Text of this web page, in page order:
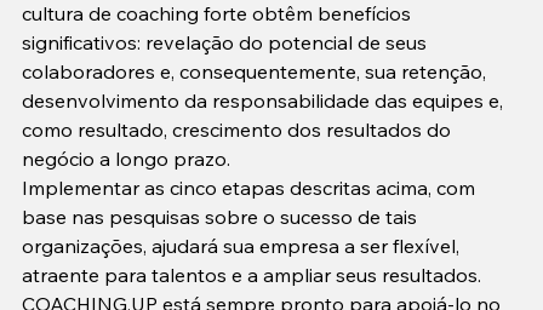
cultura de coaching forte obtêm benefícios
significativos: revelação do potencial de seus
colaboradores e, consequentemente, sua retenção,
desenvolvimento da responsabilidade das equipes e,
como resultado, crescimento dos resultados do
negócio a longo prazo.
Implementar as cinco etapas descritas acima, com
base nas pesquisas sobre o sucesso de tais
organizações, ajudará sua empresa a ser flexível,
atraente para talentos e a ampliar seus resultados.
COACHING.UP está sempre pronto para apoiá-lo no